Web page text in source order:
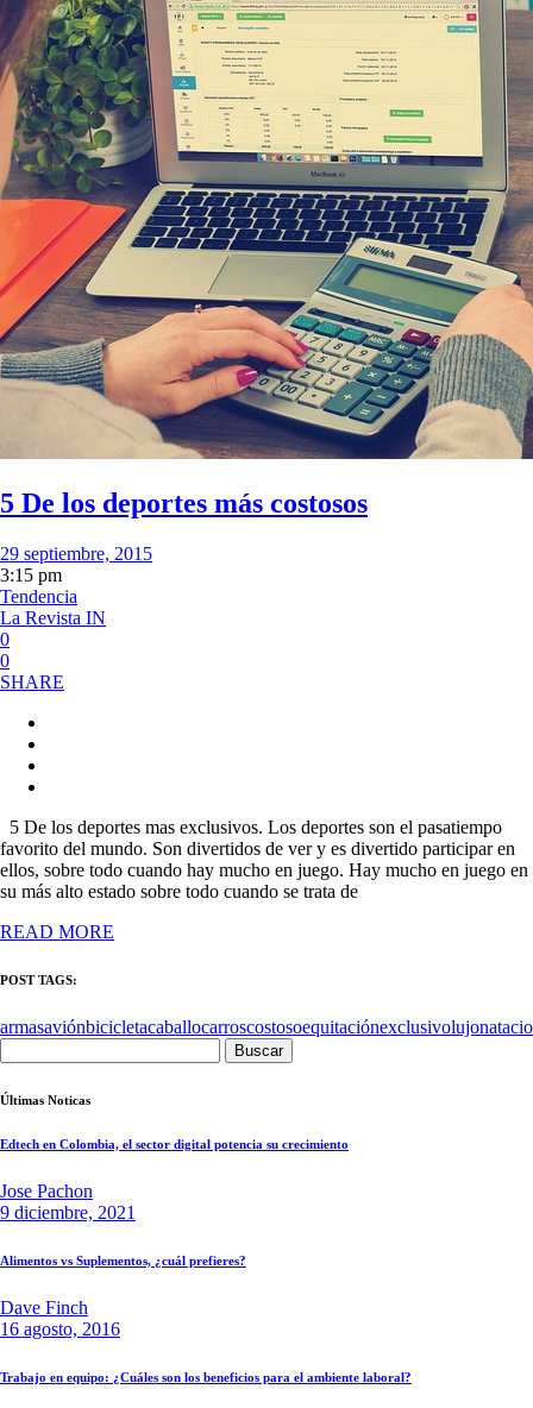
5 De los deportes más costosos
29 septiembre, 2015
3:15 pm
Tendencia
La Revista IN
0
0
SHARE
5 De los deportes mas exclusivos. Los deportes son el pasatiempo
favorito del mundo. Son divertidos de ver y es divertido participar en
ellos, sobre todo cuando hay mucho en juego. Hay mucho en juego en
su más alto estado sobre todo cuando se trata de
READ MORE
POST TAGS:
armasaviónbicicletacaballocarroscostosoequitaciónexclusivolujo
Últimas Noticas
Edtech en Colombia, el sector digital potencia su crecimiento
Jose Pachon
9 diciembre, 2021
Alimentos vs Suplementos, ¿cuál prefieres?
Dave Finch
16 agosto, 2016
Trabajo en equipo: ¿Cuáles son los beneficios para el ambiente laboral?